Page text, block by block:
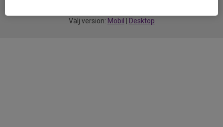
Välj version: Mobil Desktop